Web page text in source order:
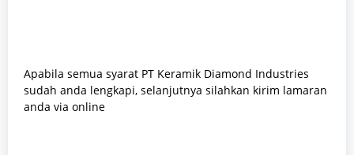
Apabila semua syarat PT Keramik Diamond Industries
sudah anda lengkapi, selanjutnya silahkan kirim lamaran
anda via online